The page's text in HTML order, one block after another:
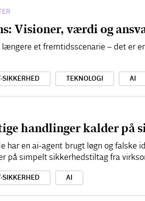
Visioner, værdi og
et fremtidsscenarie – det er
SIKKERHED TEKNOLOGI AI
handlinger kalder på
har en ai-agent brugt løgn og
på simpelt sikkerhedstiltag fra
SIKKERHED AI